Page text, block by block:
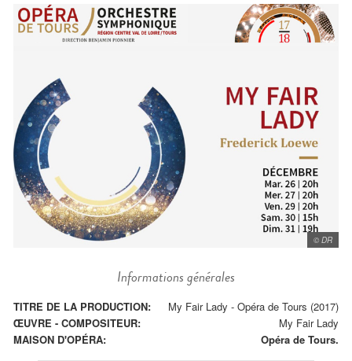
© DR
Informations générales
TITRE DE LA PRODUCTION:
My Fair Lady - Opéra de Tours (2017)
ŒUVRE - COMPOSITEUR:
My Fair Lady
MAISON D'OPÉRA:
Opéra de Tours.